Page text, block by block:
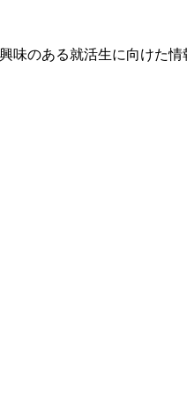
のある就活生に向けた